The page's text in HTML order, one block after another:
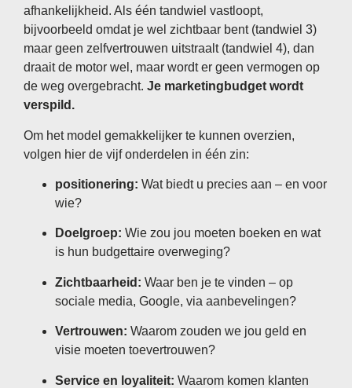
afhankelijkheid. Als één tandwiel vastloopt,
bijvoorbeeld omdat je wel zichtbaar bent (tandwiel 3)
maar geen zelfvertrouwen uitstraalt (tandwiel 4), dan
draait de motor wel, maar wordt er geen vermogen op
de weg overgebracht. Je marketingbudget wordt
verspild.
Om het model gemakkelijker te kunnen overzien,
volgen hier de vijf onderdelen in één zin:
positionering: Wat biedt u precies aan – en voor
wie?
Doelgroep: Wie zou jou moeten boeken en wat
is hun budgettaire overweging?
Zichtbaarheid: Waar ben je te vinden – op
sociale media, Google, via aanbevelingen?
Vertrouwen: Waarom zouden we jou geld en
visie moeten toevertrouwen?
Service en loyaliteit: Waarom komen klanten